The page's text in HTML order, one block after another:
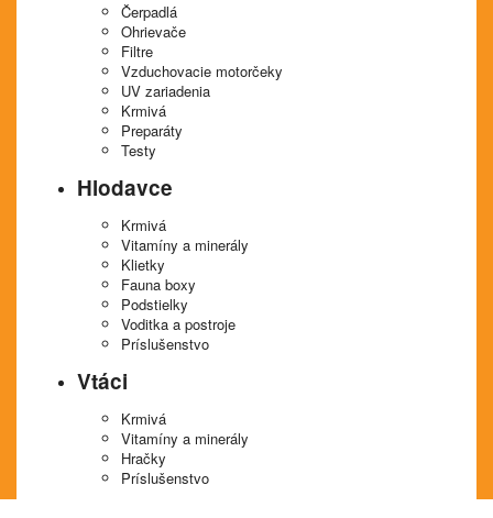
Čerpadlá
Ohrievače
Filtre
Vzduchovacie motorčeky
UV zariadenia
Krmivá
Preparáty
Testy
Hlodavce
Krmivá
Vitamíny a minerály
Klietky
Fauna boxy
Podstielky
Voditka a postroje
Príslušenstvo
Vtáci
Krmivá
Vitamíny a minerály
Hračky
Príslušenstvo